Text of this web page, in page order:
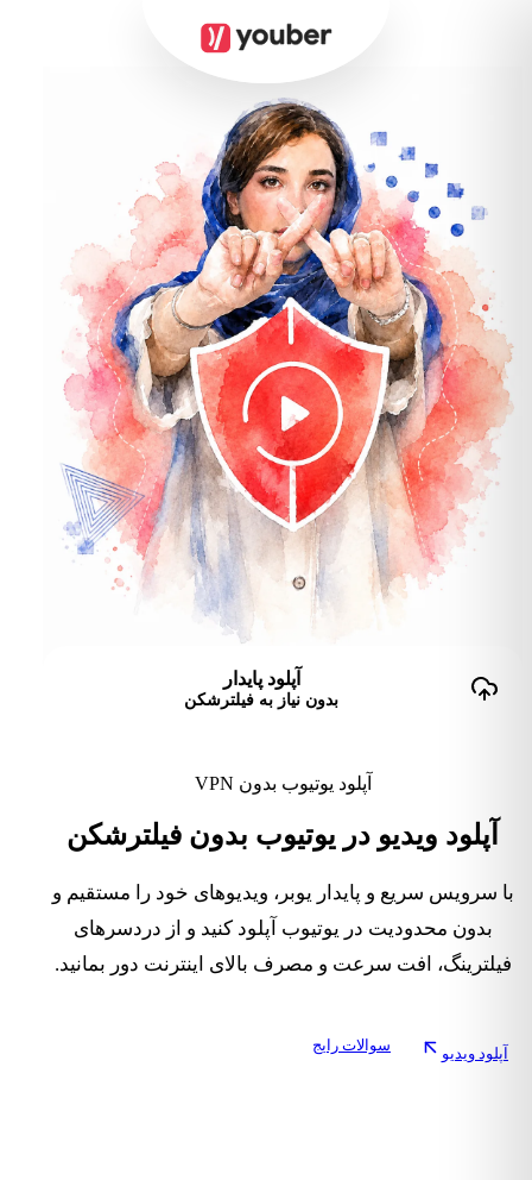
آپلود یوتیوب بدون VPN
آپلود ویدیو در یوتیوب بدون فیلترشکن
با سرویس سریع و پایدار یوبر، ویدیوهای خود را مستقیم و
بدون محدودیت در یوتیوب آپلود کنید و از دردسرهای
فیلترینگ، افت سرعت و مصرف بالای اینترنت دور بمانید.
آپلود ویدیو سوالات رایج
آپلود پایدار
بدون نیاز به فیلترشکن